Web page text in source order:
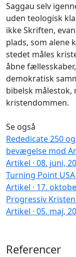
Saggau selv
uden teologisk
ikke Skriften,
plads, som alene
stedet måles
åbne
demokratisk
bibelsk målestok,
kristendommen.
Se også
Rededicate 250
bevægelse mod
Artikel · 08. juni,
Turning Point
Artikel · 17.
Progressiv
Artikel · 05. maj,
Referencer